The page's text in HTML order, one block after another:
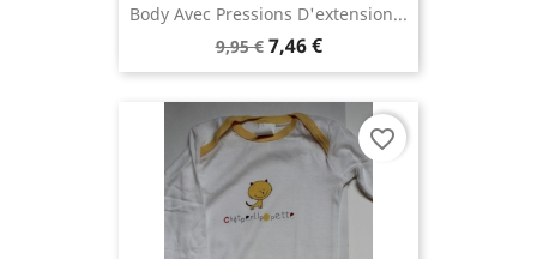
Body Avec Pressions D'extension...
9,95 € 7,46 €
favorite_border